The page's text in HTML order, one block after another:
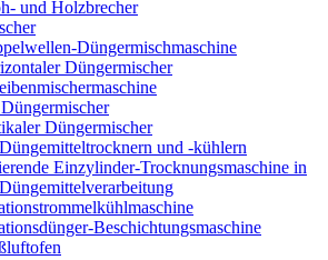
und Holzbrecher
Düngermischmaschine
Düngermischer
Düngermischer
und -kühlern
Einzylinder-Trocknungsmaschine in
Beschichtungsmaschine